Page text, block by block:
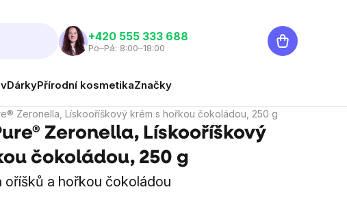
‭+420 555 333 688
Po–Pá: 8:00–18:00
Nákupní
košík
DárkyPřírodní kosmetikaZnačky
Zeronella, Lískooříškový krém s hořkou čokoládou, 250 g
Zeronella, Lískooříškový
čokoládou, 250 g
oříšků a hořkou čokoládou